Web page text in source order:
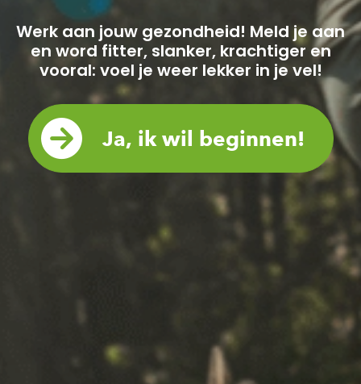
Werk aan jouw gezondheid! Meld je aan
en word fitter, slanker, krachtiger en
vooral: voel je weer lekker in je vel!
Ja, ik wil beginnen!